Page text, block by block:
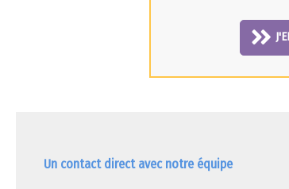
Un contact direct avec notre équipe